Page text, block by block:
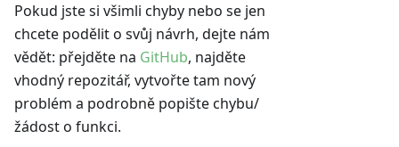
Pokud jste si všimli chyby nebo se jen
chcete podělit o svůj návrh, dejte nám
vědět: přejděte na GitHub, najděte
vhodný repozitář, vytvořte tam nový
problém a podrobně popište chybu/
žádost o funkci.